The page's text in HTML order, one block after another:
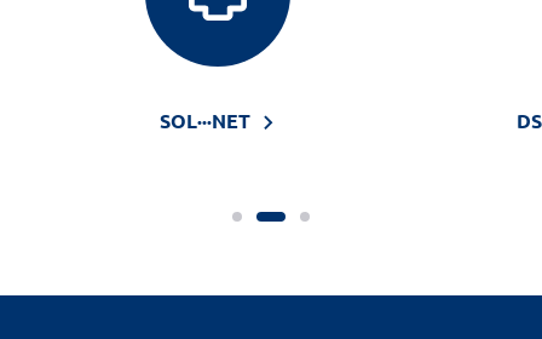
SOL···NET